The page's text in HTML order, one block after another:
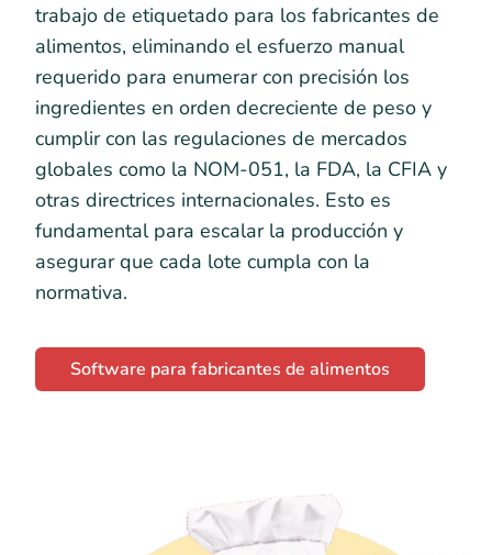
trabajo de etiquetado para los fabricantes de
alimentos, eliminando el esfuerzo manual
requerido para enumerar con precisión los
ingredientes en orden decreciente de peso y
cumplir con las regulaciones de mercados
globales como la NOM-051, la FDA, la CFIA y
otras directrices internacionales. Esto es
fundamental para escalar la producción y
asegurar que cada lote cumpla con la
normativa.
Software para fabricantes de alimentos